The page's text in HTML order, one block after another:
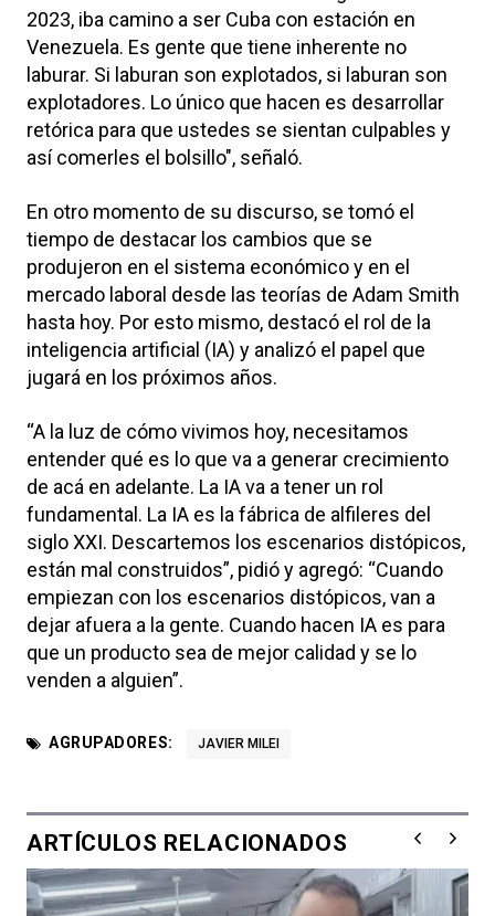
2023, iba camino a ser Cuba con estación en
Venezuela. Es gente que tiene inherente no
laburar. Si laburan son explotados, si laburan son
explotadores. Lo único que hacen es desarrollar
retórica para que ustedes se sientan culpables y
así comerles el bolsillo", señaló.
En otro momento de su discurso, se tomó el
tiempo de destacar los cambios que se
produjeron en el sistema económico y en el
mercado laboral desde las teorías de Adam Smith
hasta hoy. Por esto mismo, destacó el rol de la
inteligencia artificial (IA) y analizó el papel que
jugará en los próximos años.
“A la luz de cómo vivimos hoy, necesitamos
entender qué es lo que va a generar crecimiento
de acá en adelante. La IA va a tener un rol
fundamental. La IA es la fábrica de alfileres del
siglo XXI. Descartemos los escenarios distópicos,
están mal construidos”, pidió y agregó: “Cuando
empiezan con los escenarios distópicos, van a
dejar afuera a la gente. Cuando hacen IA es para
que un producto sea de mejor calidad y se lo
venden a alguien”.
AGRUPADORES: JAVIER MILEI
ARTÍCULOS RELACIONADOS